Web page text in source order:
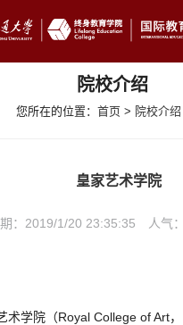
院校介绍
您所在的位置：首页 > 院校介绍
皇家艺术学院
期：2019/1/20 23:35:35 人气：
学院（Royal College of Art，